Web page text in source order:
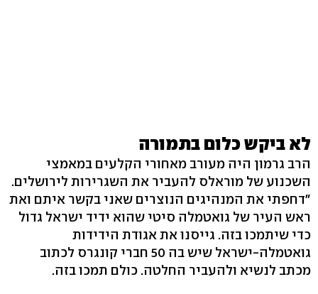
לא ביקש כלום בתמורה
הרב גרמון היה מעורב מאחורי הקלעים במאמצי
השכנוע של מוראלס להעביר את השגרירות לירושלים.
"דחפתי את המנהיגים הנוצרים שאני בקשר איתם ואת
ראש העיר של גואטמלה סיטי שהוא ידיד ישראל גדול
כדי שיתמכו בזה. גייסנו את אגודת הידידות
גואטמלה-ישראל שיש בה 50 חברי קונגרס לכתוב
מכתב לנשיא ולהעביר החלטה. כולם תמכו בזה.